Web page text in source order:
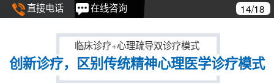
直接电话 在线咨询
临床诊疗+心理疏导双诊疗模式
创新诊疗，区别传统精神心理医学诊疗模式